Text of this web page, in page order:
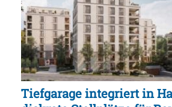
Tiefgarage integriert in